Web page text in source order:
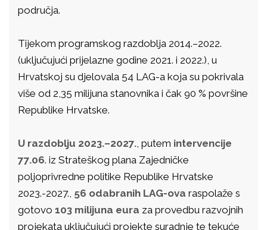
područja.
Tijekom programskog razdoblja 2014.–2022.
(uključujući prijelazne godine 2021. i 2022.), u
Hrvatskoj su djelovala 54 LAG-a koja su pokrivala
više od 2,35 milijuna stanovnika i čak 90 % površine
Republike Hrvatske.
U razdoblju 2023.–2027., putem intervencije
77.06. iz Strateškog plana Zajedničke
poljoprivredne politike Republike Hrvatske
2023.-2027., 56 odabranih LAG-ova raspolaže s
gotovo 103 milijuna eura za provedbu razvojnih
projekata uključujući projekte suradnje te tekuće